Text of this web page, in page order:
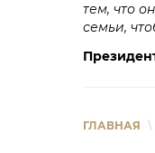
тем, что
семьи,
ГЛАВНАЯ \